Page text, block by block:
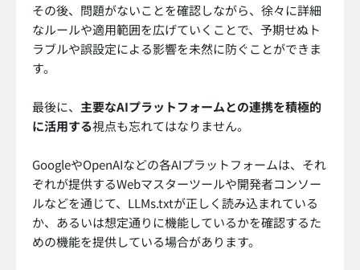
その後、問題がないことを確認しながら、徐々に詳細
なルールや適用範囲を広げていくことで、予期せぬト
ラブルや誤設定による影響を未然に防ぐことができま
す。
最後に、 主要なAIプラットフォームとの連携を積極的
に活用する視点も忘れてはなりません。
GoogleやOpenAIなどの各AIプラットフォームは、それ
ぞれが提供するWebマスターツールや開発者コンソー
ルなどを通じて、LLMs.txtが正しく読み込まれている
か、あるいは想定通りに機能しているかを確認するた
めの機能を提供している場合があります。